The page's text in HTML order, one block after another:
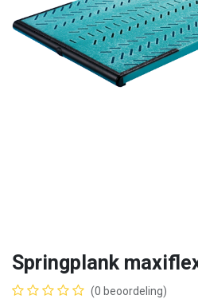
Springplank
(0 beoordeling)